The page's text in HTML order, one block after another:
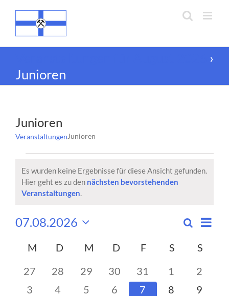
springen
›
Junioren
Junioren
Veranstaltungen Junioren
Hinweis
Es wurden keine Ergebnisse für diese Ansicht gefunden.
Hier geht es zu den nächsten bevorstehenden
Veranstaltungen.
Suche
und
SucheMonat
07.08.2026
wählen.
Kalender
von
Veranstaltungen
M MONTAG
D DIENSTAG
M MITTWOCH
D DONNERSTAG
F FREITAG
S SAMSTAG
S
0
Veranstaltungen
27
0
Veranstaltungen
28
0
Veranstaltungen
29
0
Veranstaltungen
30
0
Veranstaltungen
31
0
1
0
2
0
3
0
4
0
5
0
6
0
7
0
8
0
9